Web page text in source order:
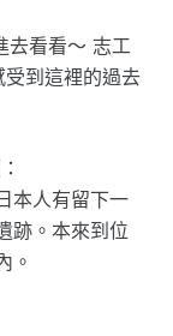
去看看～ 志工
到這裡的過去
本人有留下一
跡。本來到位
。